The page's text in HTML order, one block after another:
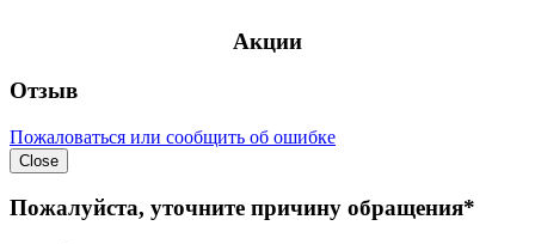
Акции
Отзыв
Пожаловаться или сообщить об ошибке
Close
Пожалуйста, уточните причину обращения*